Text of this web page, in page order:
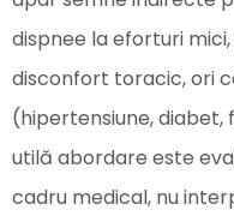
dispnee la eforturi
disconfort toracic, ori
(hipertensiune, diabet,
utilă abordare este
cadru medical, nu